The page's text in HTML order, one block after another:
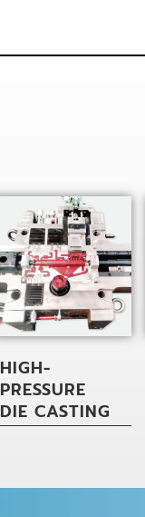
HIGH-
PRESSURE
DIE CASTING